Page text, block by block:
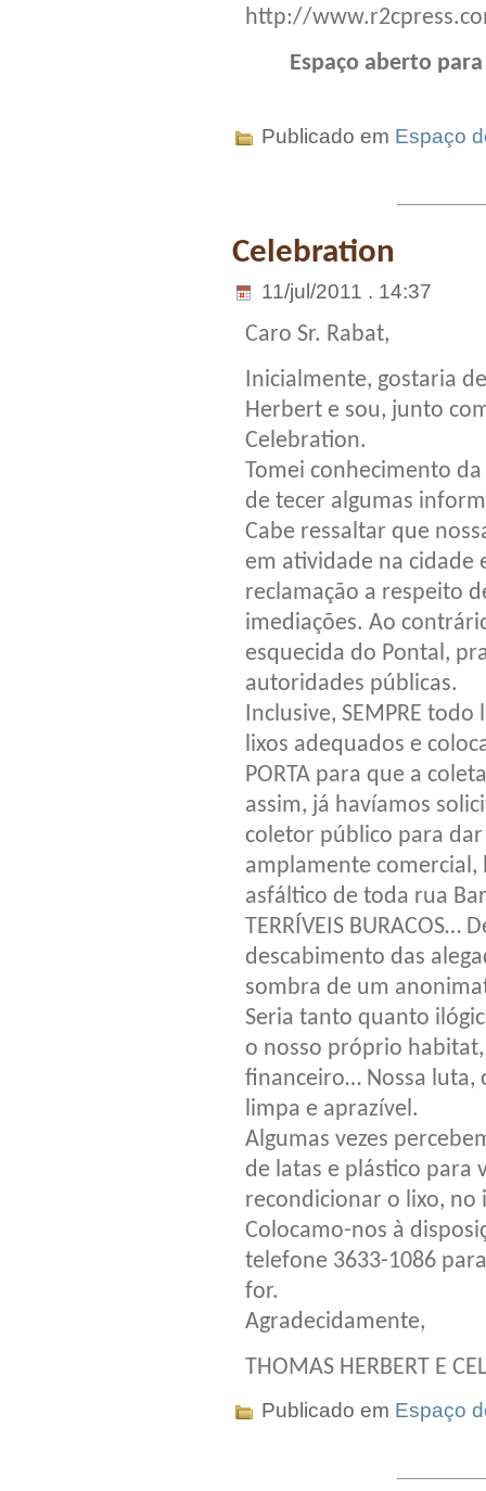
http://
Espaço aberto
Publicado em Espaço
Celebration
11/jul/2011 . 14:37
Caro Sr. Rabat,
Inicialmente, gostaria
Herbert e sou, junto
Celebration.
Tomei conhecimento
de tecer algumas
Cabe ressaltar que
em atividade na cidade
reclamação a respeito
imediações. Ao
esquecida do Pontal,
autoridades públicas.
Inclusive, SEMPRE
lixos adequados e
PORTA para que a
assim, já havíamos
coletor público para
amplamente
asfáltico de toda rua
TERRÍVEIS
descabimento das
sombra de um
Seria tanto quanto
o nosso próprio
financeiro… Nossa luta,
limpa e aprazível.
Algumas vezes
de latas e plástico para
recondicionar o lixo,
Colocamo-nos à
telefone 3633-1086
for.
Agradecidamente,
THOMAS HERBERT E
Publicado em Espaço